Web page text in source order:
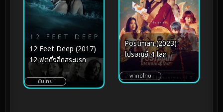
12 Feet Deep (2017)
12 ฟุตดิ่งลึกสระนรก
ซับไทย
Postman (2023)
ไปรษณีย์ 4 โลก
พากย์ไทย